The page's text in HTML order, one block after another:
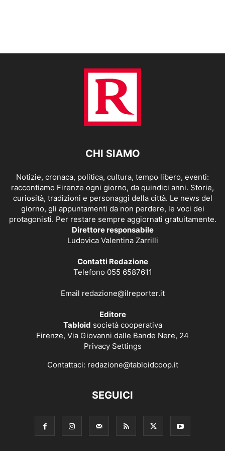
CHI SIAMO
Notizie, cronaca, politica, cultura, tempo libero, eventi:
raccontiamo Firenze ogni giorno, da quindici anni. Storie,
curiosità, tradizioni e personaggi della città. Le news del
giorno, gli appuntamenti da non perdere, le voci dei
protagonisti. Per restare sempre aggiornati gratuitamente.
Direttore responsabile
Ludovica Valentina Zarrilli
Contatti Redazione
Telefono 055 6587611
Email redazione@ilreporter.it
Editore
Tabloid società cooperativa
Firenze, Via Giovanni dalle Bande Nere, 24
Privacy Settings
Contattaci: redazione@tabloidcoop.it
SEGUICI